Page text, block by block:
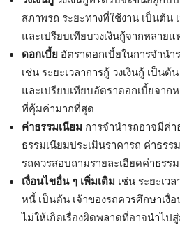
สภาพรถ ระยะทางที่ใช้งาน เป็นต้น
และเปรียบเทียบวงเงินกู้จากหลาย
ดอกเบี้ย อัตราดอกเบี้ยในการจำน
เช่น ระยะเวลาการกู้ วงเงินกู้ เป็น
และเปรียบเทียบอัตราดอกเบี้ยจาก
ที่คุ้มค่ามากที่สุด
ค่าธรรมเนียม การจำนำรถอาจมีค่า
ธรรมเนียมประเมินราคารถ ค่าธรร
รถควรสอบถามรายละเอียดค่าธรร
เงื่อนไขอื่น ๆ เพิ่มเติม เช่น ระยะเว
หนี้ เป็นต้น เจ้าของรถควรศึกษาเงื่
ไม่ให้เกิดเรื่องผิดพลาดที่อาจนำไป